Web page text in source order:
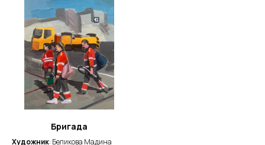
Бригада
Художник: Беликова Мадина